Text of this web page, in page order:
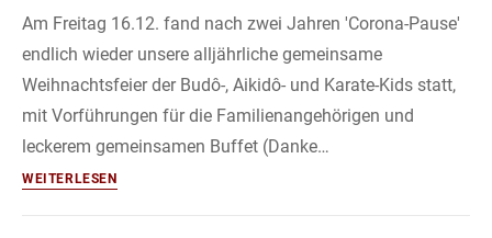
Am Freitag 16.12. fand nach zwei Jahren 'Corona-Pause'
endlich wieder unsere alljährliche gemeinsame
Weihnachtsfeier der Budô-, Aikidô- und Karate-Kids statt,
mit Vorführungen für die Familienangehörigen und
leckerem gemeinsamen Buffet (Danke…
WEITERLESENKinder